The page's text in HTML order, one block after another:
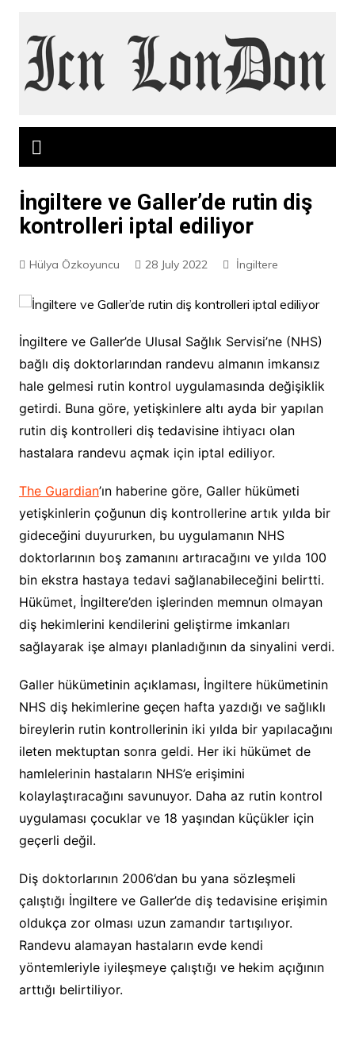
content
İngiltere ve Galler’de rutin diş
kontrolleri iptal ediliyor
Hülya Özkoyuncu 28 July 2022 İngiltere
İngiltere ve Galler’de Ulusal Sağlık Servisi’ne (NHS)
bağlı diş doktorlarından randevu almanın imkansız
hale gelmesi rutin kontrol uygulamasında değişiklik
getirdi. Buna göre, yetişkinlere altı ayda bir yapılan
rutin diş kontrolleri diş tedavisine ihtiyacı olan
hastalara randevu açmak için iptal ediliyor.
The Guardian’ın haberine göre, Galler hükümeti
yetişkinlerin çoğunun diş kontrollerine artık yılda bir
gideceğini duyururken, bu uygulamanın NHS
doktorlarının boş zamanını artıracağını ve yılda 100
bin ekstra hastaya tedavi sağlanabileceğini belirtti.
Hükümet, İngiltere’den işlerinden memnun olmayan
diş hekimlerini kendilerini geliştirme imkanları
sağlayarak işe almayı planladığının da sinyalini verdi.
Galler hükümetinin açıklaması, İngiltere hükümetinin
NHS diş hekimlerine geçen hafta yazdığı ve sağlıklı
bireylerin rutin kontrollerinin iki yılda bir yapılacağını
ileten mektuptan sonra geldi. Her iki hükümet de
hamlelerinin hastaların NHS’e erişimini
kolaylaştıracağını savunuyor. Daha az rutin kontrol
uygulaması çocuklar ve 18 yaşından küçükler için
geçerli değil.
Diş doktorlarının 2006’dan bu yana sözleşmeli
çalıştığı İngiltere ve Galler’de diş tedavisine erişimin
oldukça zor olması uzun zamandır tartışılıyor.
Randevu alamayan hastaların evde kendi
yöntemleriyle iyileşmeye çalıştığı ve hekim açığının
arttığı belirtiliyor.